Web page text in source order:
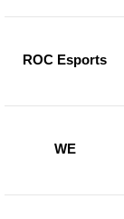
ROC Esports
WE